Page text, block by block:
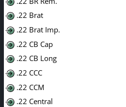
.22 Brat
.22 Brat Imp.
.22 CB Cap
.22 CB Long
.22 CCC
.22 CCM
.22 Central